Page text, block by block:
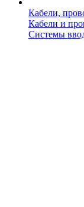
Кабели,
Кабели и
Системы